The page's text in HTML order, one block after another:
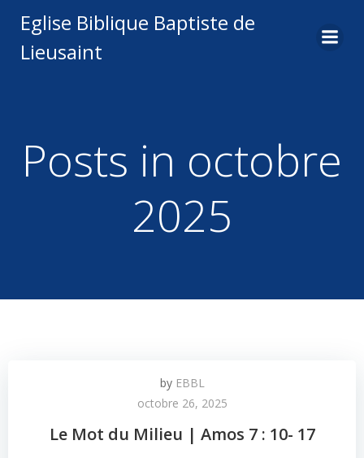
au
Eglise Biblique Baptiste de
Lieusaint
Posts in octobre
2025
by EBBL
octobre 26, 2025
Le Mot du Milieu | Amos 7 : 10- 17